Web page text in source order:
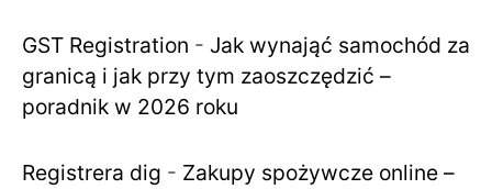
GST Registration - Jak wynająć samochód za
granicą i jak przy tym zaoszczędzić –
poradnik w 2026 roku
Registrera dig - Zakupy spożywcze online –